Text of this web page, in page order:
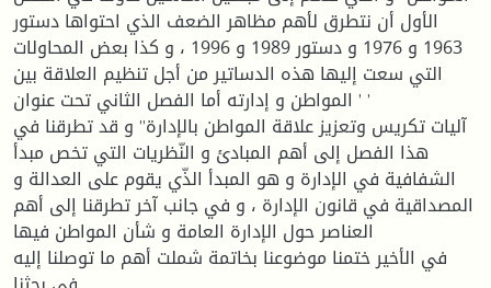
الأول أن نتطرق لأهم مظاهر الضعف الذي احتواها دستور
1963 و 1976 و دستور 1989 و 1996 ، و كذا بعض المحاولات
التي سعت إليها هذه الدساتير من أجل تنظيم العلاقة بين
المواطن و إدارته أما الفصل الثاني تحت عنوان ’ ’
آليات تكريس وتعزيز علاقة المواطن بالإدارة’’ و قد تطرقنا في
هذا الفصل إلى أهم المبادئ و النّظريات التي تخص مبدأ
الشفافية في الإدارة و هو المبدأ الذّي يقوم على العدالة و
المصداقية في قانون الإدارة ، و في جانب آخر تطرقنا إلى أهم
العناصر حول الإدارة العامة و شأن المواطن فيها
في الأخير ختمنا موضوعنا بخاتمة شملت أهم ما توصلنا إليه